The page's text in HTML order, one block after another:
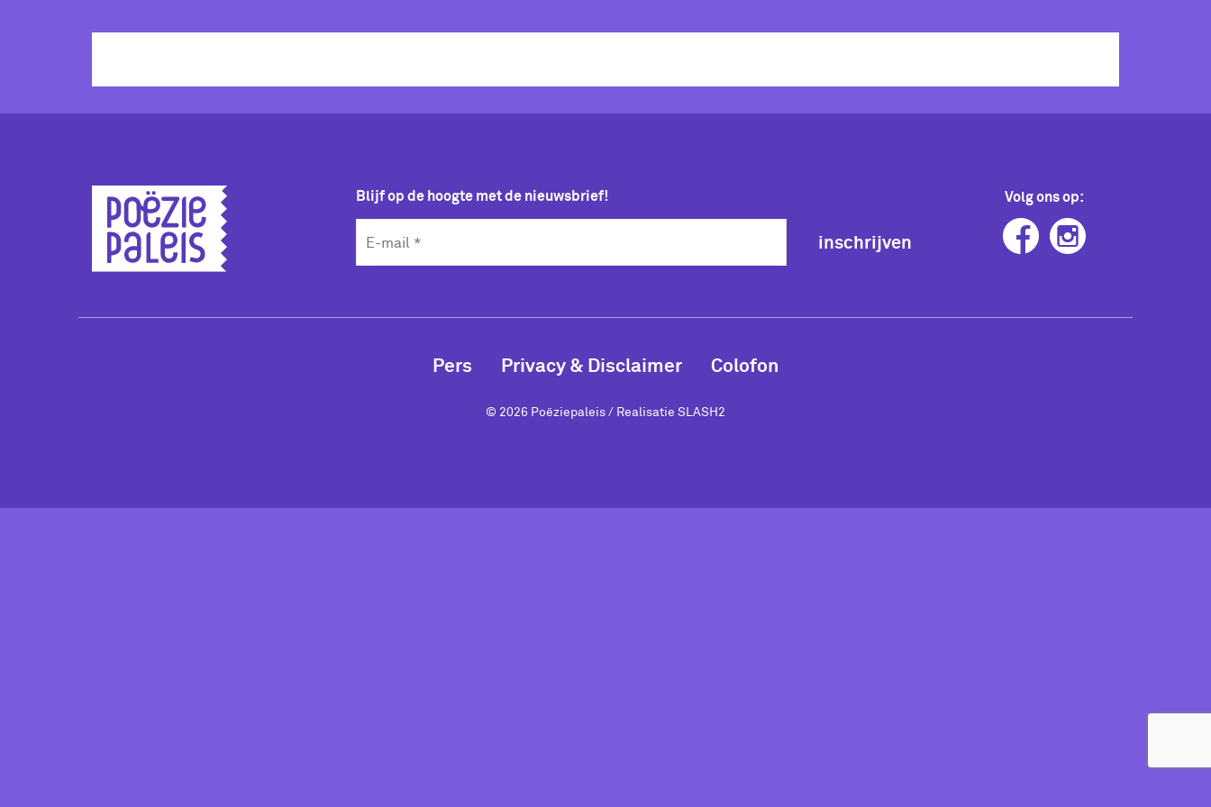
Blijf op de hoogte met de nieuwsbrief!
inschrijven
Volg ons op:
Pers Privacy & Disclaimer Colofon
© 2026 Poëziepaleis / Realisatie SLASH2